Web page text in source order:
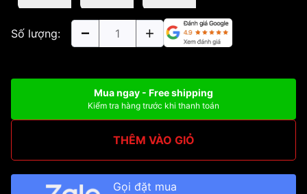
Số lượng:
Mua ngay - Free shipping
Kiểm tra hàng trước khi thanh toán
THÊM VÀO GIỎ
Gọi đặt mua